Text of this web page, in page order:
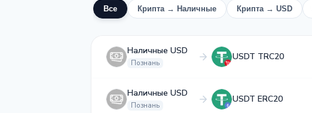
Все Крипта → Наличные Крипта → USD
Наличные USD
Познань
USDT TRC20
Наличные USD
Познань
USDT ERC20